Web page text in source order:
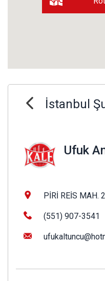
İstanbul
Ufuk
PİRİ REİS MAH.
(551) 907-3541